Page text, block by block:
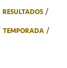
RESULTADOS
TEMPORADA